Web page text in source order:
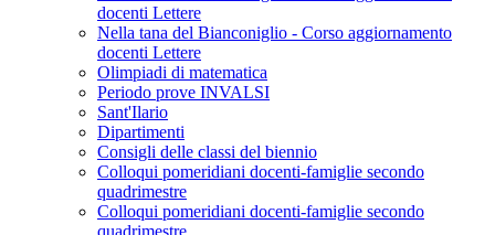
docenti Lettere
Nella tana del Bianconiglio - Corso aggiornamento
docenti Lettere
Olimpiadi di matematica
Periodo prove INVALSI
Sant'Ilario
Dipartimenti
Consigli delle classi del biennio
Colloqui pomeridiani docenti-famiglie secondo
quadrimestre
Colloqui pomeridiani docenti-famiglie secondo